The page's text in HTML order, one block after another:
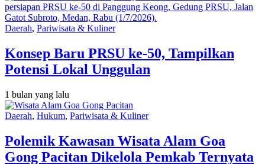
Daerah, Pariwisata & Kuliner
Konsep Baru PRSU ke-50, Tampilkan
Potensi Lokal Unggulan
1 bulan yang lalu
Daerah, Hukum, Pariwisata & Kuliner
Polemik Kawasan Wisata Alam Goa
Gong Pacitan Dikelola Pemkab Ternyata